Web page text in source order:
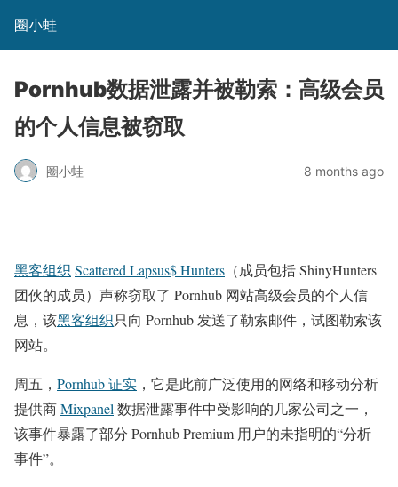
圈小蛙
Pornhub数据泄露并被勒索：高级会员
的个人信息被窃取
圈小蛙 8 months ago
黑客组织 Scattered Lapsus$ Hunters （成员包括 ShinyHunters
团伙的成员）声称窃取了 Pornhub 网站高级会员的个人信
息，该黑客组织只向 Pornhub 发送了勒索邮件，试图勒索该
网站。
周五， Pornhub 证实 ，它是此前广泛使用的网络和移动分析
提供商Mixpanel 数据泄露事件中受影响的几家公司之一，
该事件暴露了部分 Pornhub Premium 用户的未指明的“分析
事件”。